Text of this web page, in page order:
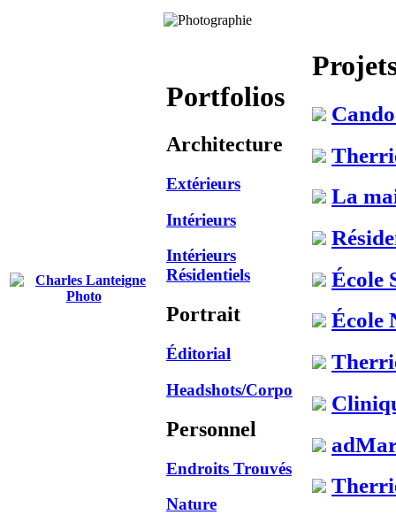
Portfolios
Architecture
Extérieurs
Intérieurs
Intérieurs
Résidentiels
Portrait
Éditorial
Headshots/Corpo
Personnel
Endroits Trouvés
Nature
La
École
École